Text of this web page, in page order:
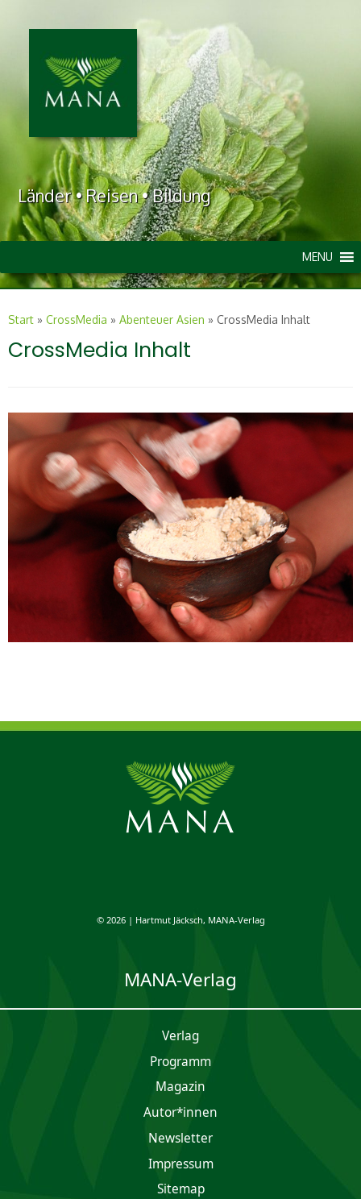
Länder • Reisen • Bildung
MENU
Start » CrossMedia » Abenteuer Asien » CrossMedia Inhalt
CrossMedia Inhalt
© 2026 | Hartmut Jäcksch, MANA-Verlag
MANA-Verlag
Verlag
Programm
Magazin
Autor*innen
Newsletter
Impres­sum
Sitemap